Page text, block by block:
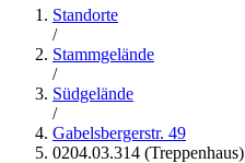
Standorte
/
Stammgelände
/
Südgelände
/
Gabelsbergerstr. 49
0204.03.314 (Treppenhaus)